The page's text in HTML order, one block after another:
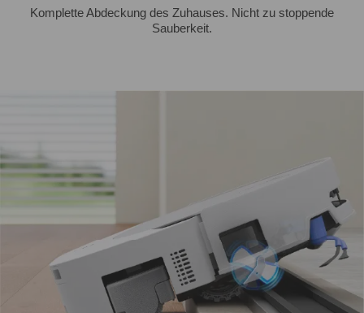
Komplette Abdeckung des Zuhauses. Nicht zu stoppende
Sauberkeit.